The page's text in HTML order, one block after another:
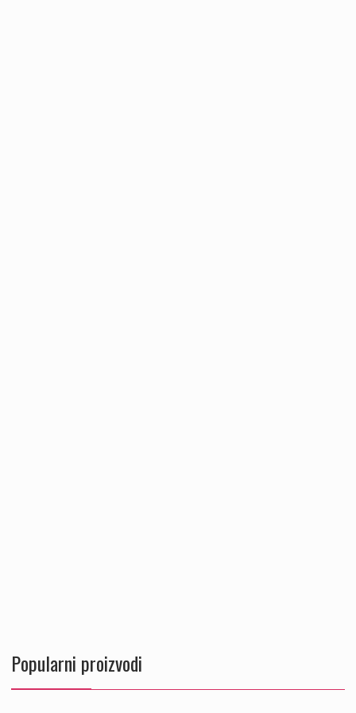
Popularni proizvodi